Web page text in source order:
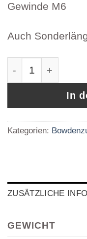
Gewinde M6
Auch
In
Kategorien:
ZUSÄTZLICHE
GEWICHT